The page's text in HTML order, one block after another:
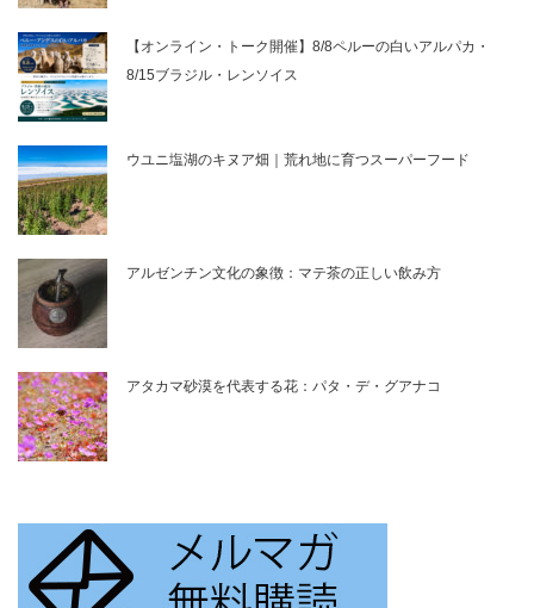
【オンライン・トーク開催】8/8ペルーの白いアルパカ・
8/15ブラジル・レンソイス
ウユニ塩湖のキヌア畑｜荒れ地に育つスーパーフード
アルゼンチン文化の象徴：マテ茶の正しい飲み方
アタカマ砂漠を代表する花：パタ・デ・グアナコ